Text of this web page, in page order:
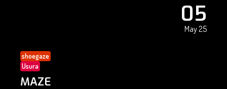
05
May 25
shoegaze
Usura
MAZE